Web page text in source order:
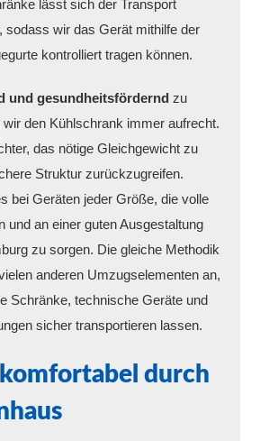
lässt sich der Transport
sodass wir das Gerät mithilfe der
kontrolliert tragen können.
und gesundheitsfördernd zu
den Kühlschrank immer aufrecht.
das nötige Gleichgewicht zu
Struktur zurückzugreifen.
bei Geräten jeder Größe, die volle
und an einer guten Ausgestaltung
zu sorgen. Die gleiche Methodik
anderen Umzugselementen an,
Schränke, technische Geräte und
sicher transportieren lassen.
durch